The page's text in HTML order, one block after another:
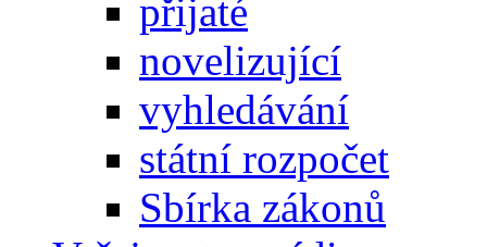
přijaté
novelizující
vyhledávání
státní rozpočet
Sbírka zákonů